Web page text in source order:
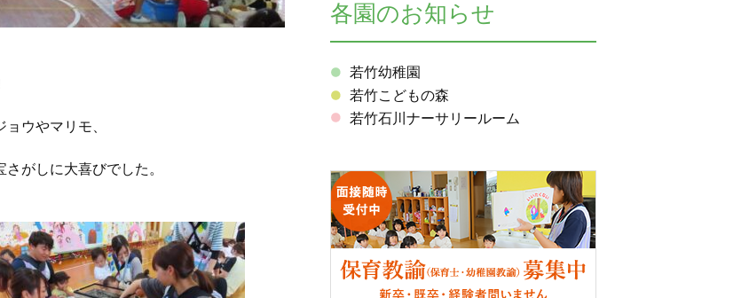
ウやマリモ、
がしに大喜びでした。
各園のお知らせ
若竹幼稚園
若竹こどもの森
若竹石川ナーサリールーム